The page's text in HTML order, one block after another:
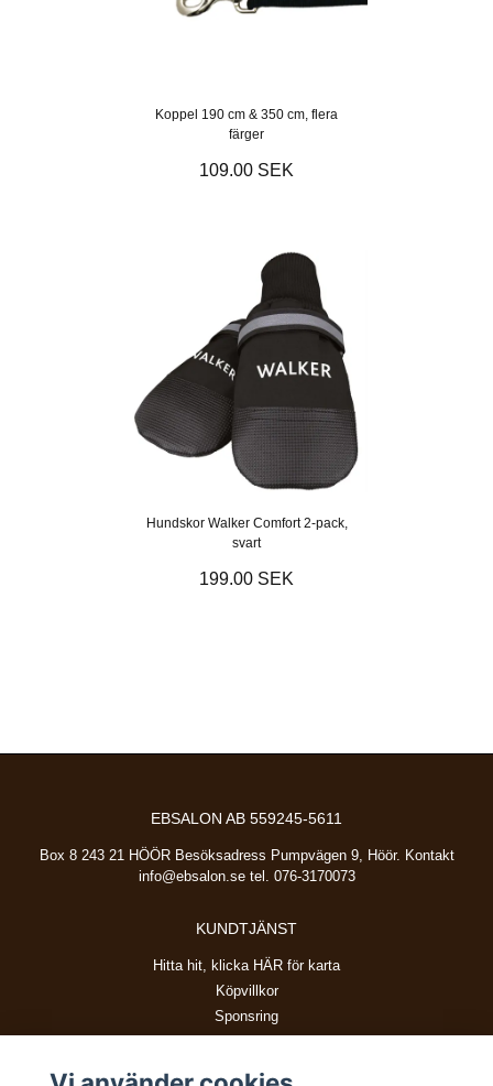
Koppel 190 cm & 350 cm, flera
färger
109.00 SEK
Hundskor Walker Comfort 2-pack,
svart
199.00 SEK
EBSALON AB 559245-5611
Box 8 243 21 HÖÖR Besöksadress Pumpvägen 9, Höör. Kontakt
info@ebsalon.setel. 076-3170073
KUNDTJÄNST
Hitta hit, klicka HÄR för karta
Köpvillkor
Sponsring
BETALSÄTT